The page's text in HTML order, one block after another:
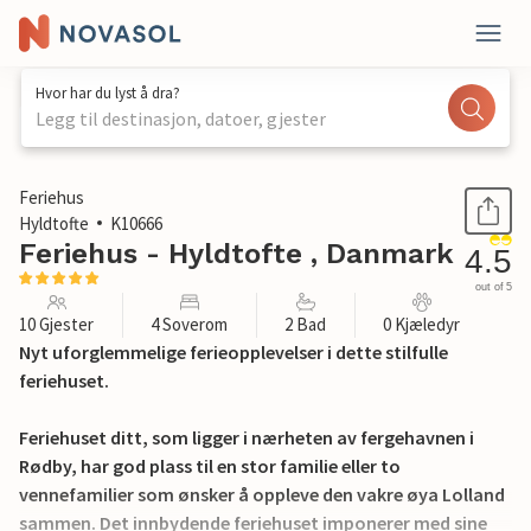
Hvor har du lyst å dra?
Legg til destinasjon, datoer, gjester
1 / 23
Feriehus
Hyldtofte
K10666
Feriehus - Hyldtofte , Danmark 4.5
out of 5
10 Gjester 4 Soverom 2 Bad 0 Kjæledyr
Nyt uforglemmelige ferieopplevelser i dette stilfulle
feriehuset.
Feriehuset ditt, som ligger i nærheten av fergehavnen i
Rødby, har god plass til en stor familie eller to
vennefamilier som ønsker å oppleve den vakre øya Lolland
sammen. Det innbydende feriehuset imponerer med sine